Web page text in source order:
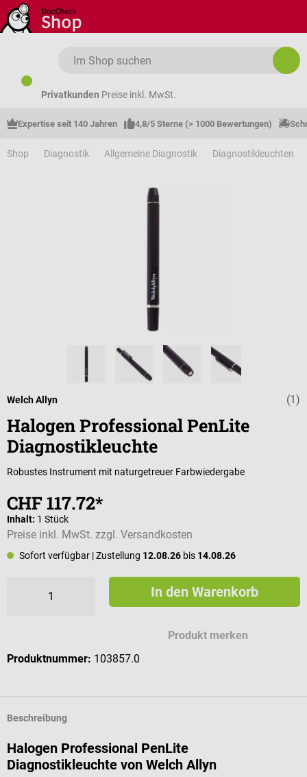
Zum Hauptinhalt springen
Privatkunden Preise inkl. MwSt.
Expertise seit 140 Jahren 4,8/5 Sterne (> 1000 Bewertungen)
Shop Diagnostik Allgemeine Diagnostik Diagnostikleuchten
(1)
Welch Allyn
Halogen Professional PenLite
Diagnostikleuchte
Robustes Instrument mit naturgetreuer Farbwiedergabe
CHF 117.72*
Inhalt: 1 Stück
Preise inkl. MwSt. zzgl. Versandkosten
Sofort verfügbar | Zustellung 12.08.26 bis 14.08.26
In den Warenkorb
Produkt merken
Produktnummer: 103857.0
Beschreibung
Halogen Professional PenLite
Diagnostikleuchte von Welch Allyn